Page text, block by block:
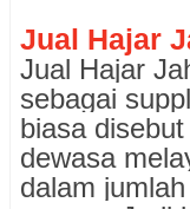
Jual Hajar
Jual Hajar
sebagai
biasa
dewasa
dalam